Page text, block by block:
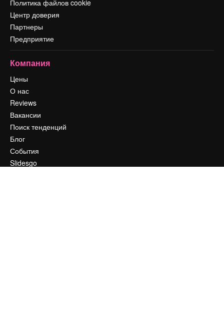
Политика файлов cookie
Центр доверия
Партнеры
Предприятие
Компания
Цены
О нас
Reviews
Вакансии
Поиск тенденций
Блог
События
Slidesgo